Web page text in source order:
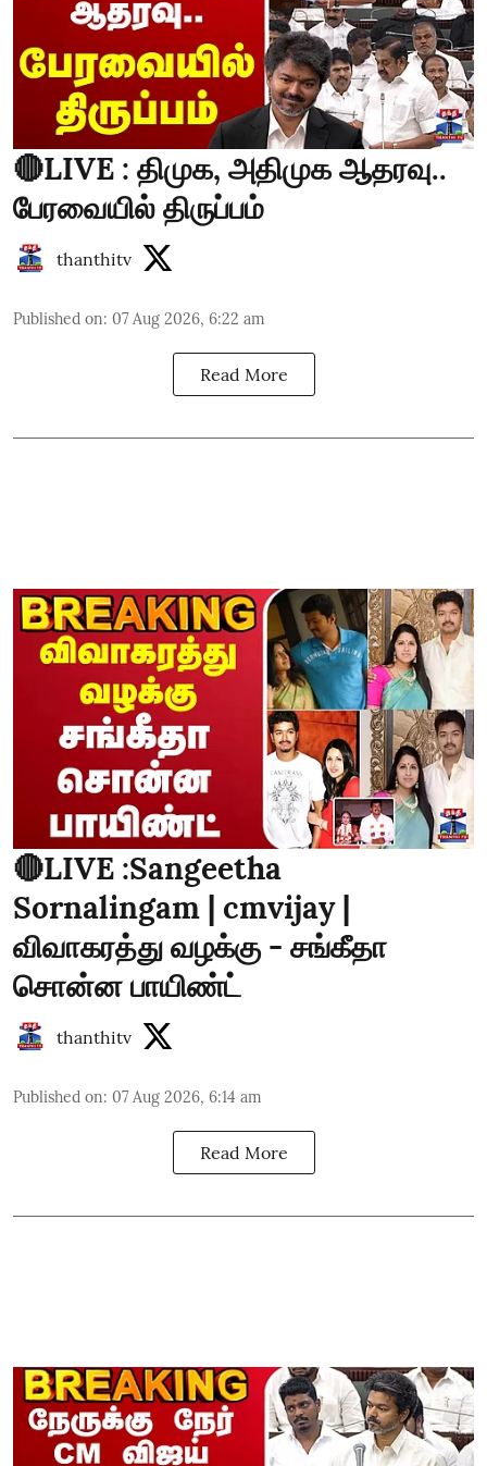
🔴LIVE : திமுக, அதிமுக ஆதரவு..
பேரவையில் திருப்பம்
thanthitv
Published on: 07 Aug 2026, 6:22 am
Read More
🔴LIVE :Sangeetha
Sornalingam | cmvijay |
விவாகரத்து வழக்கு - சங்கீதா
சொன்ன பாயிண்ட்
thanthitv
Published on: 07 Aug 2026, 6:14 am
Read More